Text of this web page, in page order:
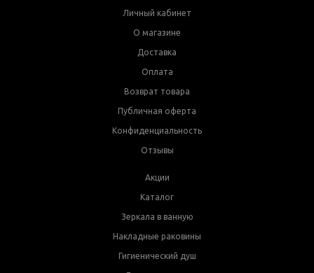
Личный кабинет
О магазине
Доставка
Оплата
Возврат товара
Публичная оферта
Конфиденциальность
Отзывы
Акции
Каталог
Зеркала в ванную
Накладные раковины
Гигиенический душ